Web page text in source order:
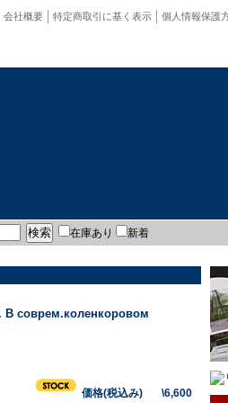
個人情報保護
特定商取引に基く表示
会社概要
在庫あり 新着
В соврем.коленкоровом
価格(税込み) \6,600